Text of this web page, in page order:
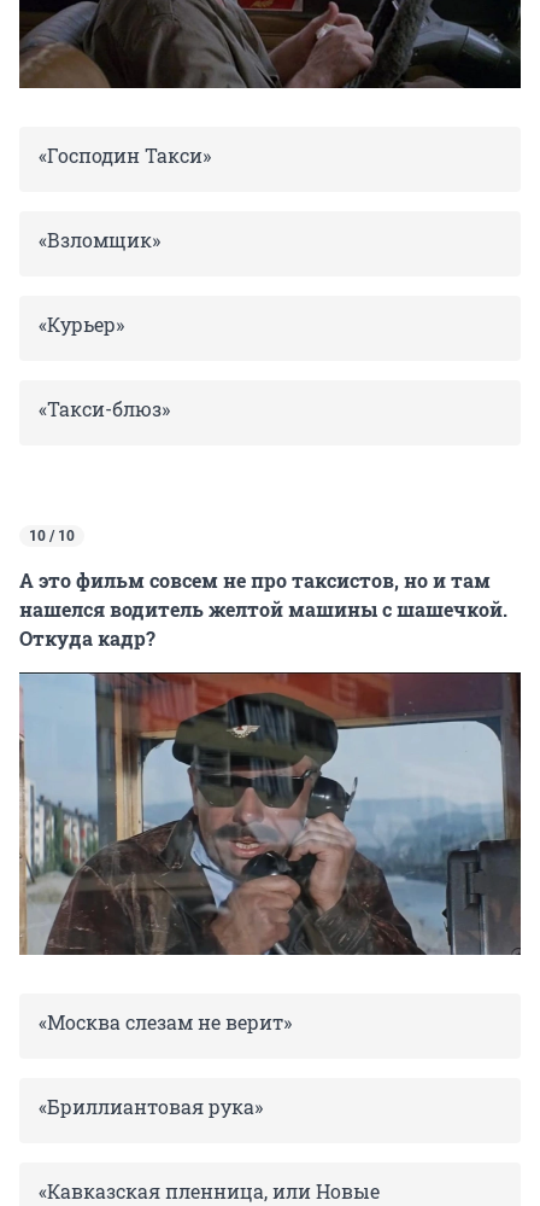
«Господин Такси»
«Взломщик»
«Курьер»
«Такси-блюз»
10 / 10
А это фильм совсем не про таксистов, но и там
нашелся водитель желтой машины с шашечкой.
Откуда кадр?
«Москва слезам не верит»
«Бриллиантовая рука»
«Кавказская пленница, или Новые